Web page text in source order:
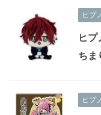
ヒプ
ヒ
ちま
ヒプ